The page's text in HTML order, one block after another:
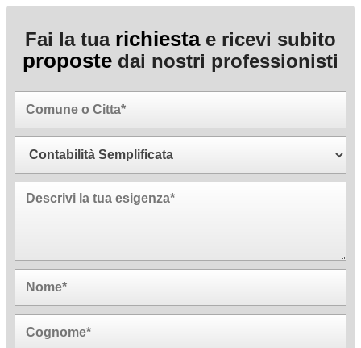
Fai la tua richiestae ricevi subito
proposte dai nostri professionisti